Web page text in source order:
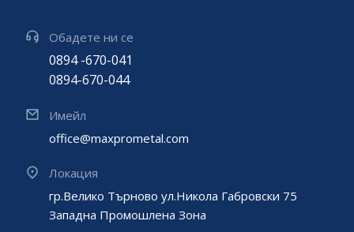
Обадете ни се
0894 -670-041
0894-670-044
Имейл
office@maxprometal.com
Локация
гр.Велико Търново ул.Никола Габровски 75
Западна Промошлена Зона